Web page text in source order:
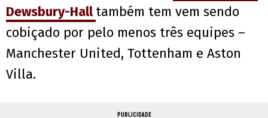
Dewsbury-Hall também tem vem sendo
cobiçado por pelo menos três equipes –
Manchester United, Tottenham e Aston
Villa.
PUBLICIDADE